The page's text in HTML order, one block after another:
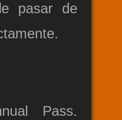
pasar de
Pass.